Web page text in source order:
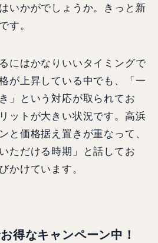
いかがでしょうか。きっと新
す。
にはかなりいいタイミングで
が上昇している中でも、「一
」という対応が取られてお
ットが大きい状況です。高浜
と価格据え置きが重なって、
ただける時期」と話してお
かけています。
得なキャンペーン中！